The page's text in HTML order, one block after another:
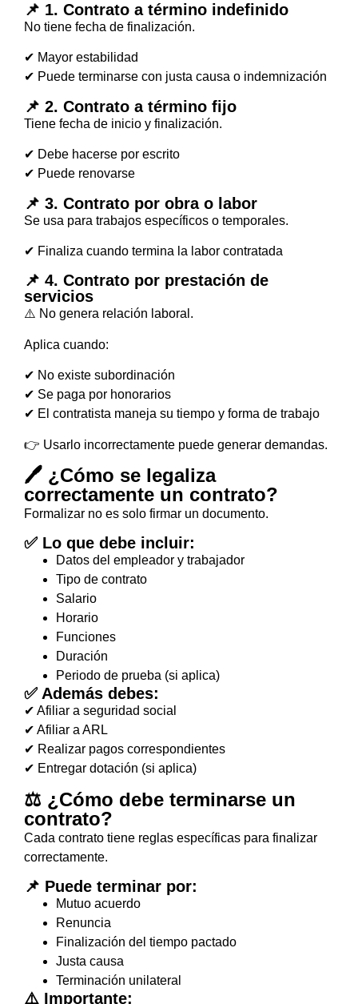
📌 1. Contrato a término indefinido
No tiene fecha de finalización.
✔ Mayor estabilidad
✔ Puede terminarse con justa causa o indemnización
📌 2. Contrato a término fijo
Tiene fecha de inicio y finalización.
✔ Debe hacerse por escrito
✔ Puede renovarse
📌 3. Contrato por obra o labor
Se usa para trabajos específicos o temporales.
✔ Finaliza cuando termina la labor contratada
📌 4. Contrato por prestación de
servicios
⚠️ No genera relación laboral.
Aplica cuando:
✔ No existe subordinación
✔ Se paga por honorarios
✔ El contratista maneja su tiempo y forma de trabajo
👉 Usarlo incorrectamente puede generar demandas.
🖊️ ¿Cómo se legaliza
correctamente un contrato?
Formalizar no es solo firmar un documento.
✅ Lo que debe incluir:
Datos del empleador y trabajador
Tipo de contrato
Salario
Horario
Funciones
Duración
Periodo de prueba (si aplica)
✅ Además debes:
✔ Afiliar a seguridad social
✔ Afiliar a ARL
✔ Realizar pagos correspondientes
✔ Entregar dotación (si aplica)
⚖️ ¿Cómo debe terminarse un
contrato?
Cada contrato tiene reglas específicas para finalizar
correctamente.
📌 Puede terminar por:
Mutuo acuerdo
Renuncia
Finalización del tiempo pactado
Justa causa
Terminación unilateral
⚠️ Importante: